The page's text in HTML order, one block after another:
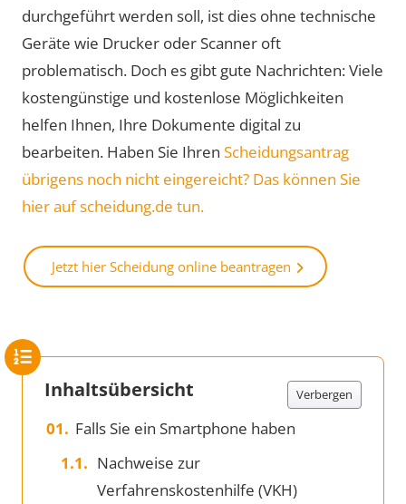
durchgeführt werden soll, ist dies ohne technische
Geräte wie Drucker oder Scanner oft
problematisch. Doch es gibt gute Nachrichten: Viele
kostengünstige und kostenlose Möglichkeiten
helfen Ihnen, Ihre Dokumente digital zu
bearbeiten. Haben Sie Ihren Scheidungsantrag
übrigens noch nicht eingereicht? Das können Sie
hier auf scheidung.de tun.
Jetzt hier Scheidung online beantragen
Inhaltsübersicht Verbergen
Falls Sie ein Smartphone haben
Nachweise zur
Verfahrenskostenhilfe (VKH)